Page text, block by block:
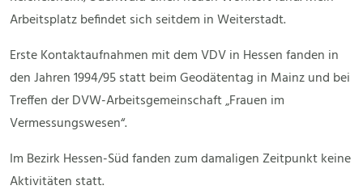
Arbeitsplatz befindet sich seitdem in Weiterstadt.
Erste Kontaktaufnahmen mit dem VDV in Hessen fanden in
den Jahren 1994/95 statt beim Geodätentag in Mainz und bei
Treffen der DVW-Arbeitsgemeinschaft „Frauen im
Vermessungswesen“.
Im Bezirk Hessen-Süd fanden zum damaligen Zeitpunkt keine
Aktivitäten statt.